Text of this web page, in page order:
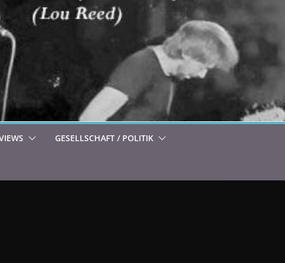
GESELLSCHAFT / POLITIK